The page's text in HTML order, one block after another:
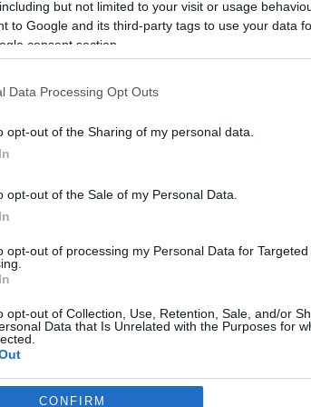
but not limited to your visit or usage
to Google and its third-party tags to use your data
consent section.
Data Processing Opt Outs
opt-out of the Sharing of my personal data.
opt-out of the Sale of my Personal Data.
opt-out of processing my Personal Data for Targeted
opt-out of Collection, Use, Retention, Sale, and/or
Data that Is Unrelated with the Purposes for
consentsCONFIRM
vagy a magyar vidéken.
koncertszám. A zenei alapokat természetesen
szövegét is ő firkantotta papírra. A
megadíszlettel és őszinte táncokkal
is készül, ami remélhetőleg jövőre
lemezbemutató